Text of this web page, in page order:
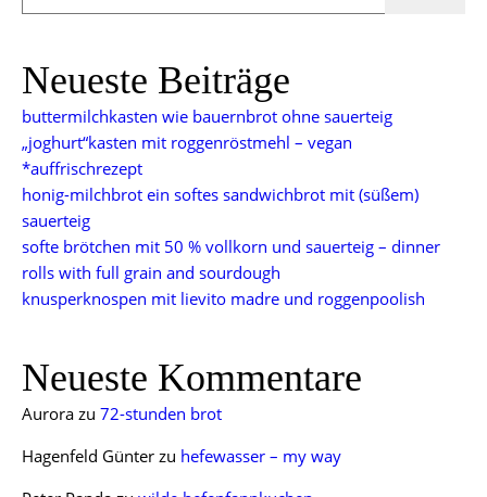
Neueste Beiträge
buttermilchkasten wie bauernbrot ohne sauerteig
„joghurt“kasten mit roggenröstmehl – vegan
*auffrischrezept
honig-milchbrot ein softes sandwichbrot mit (süßem)
sauerteig
softe brötchen mit 50 % vollkorn und sauerteig – dinner
rolls with full grain and sourdough
knusperknospen mit lievito madre und roggenpoolish
Neueste Kommentare
Aurora zu 72-stunden brot
Hagenfeld Günter zu hefewasser – my way